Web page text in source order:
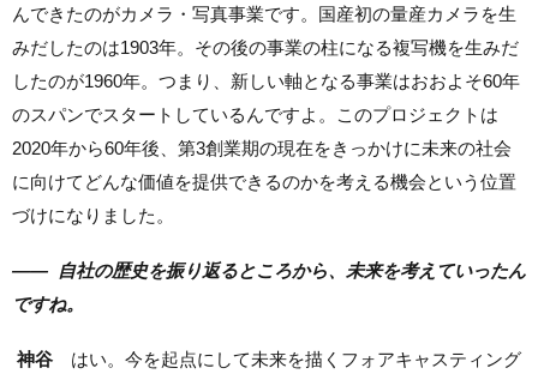
んできたのがカメラ・写真事業です。国産初の量産カメラを生
みだしたのは1903年。その後の事業の柱になる複写機を生みだ
したのが1960年。つまり、新しい軸となる事業はおおよそ60年
のスパンでスタートしているんですよ。このプロジェクトは
2020年から60年後、第3創業期の現在をきっかけに未来の社会
に向けてどんな価値を提供できるのかを考える機会という位置
づけになりました。
—— 自社の歴史を振り返るところから、未来を考えていったん
ですね。
神谷 はい。今を起点にして未来を描くフォアキャスティング